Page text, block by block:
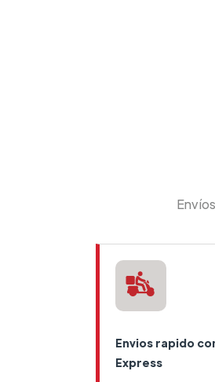
Envios rapido
Express